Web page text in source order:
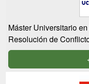
Máster Universitario
Resolución de